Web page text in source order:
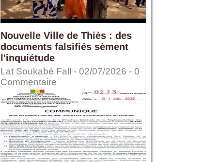
Nouvelle Ville de Thiès : des
documents falsifiés sèment
l'inquiétude
Lat Soukabé Fall - 02/07/2026 - 0
Commentaire